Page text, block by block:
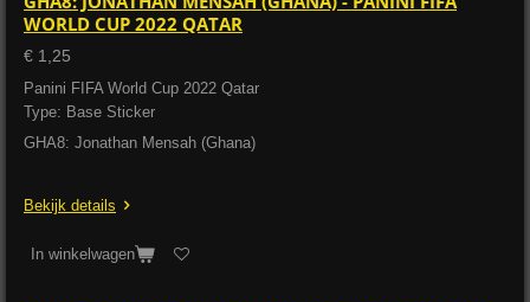
WORLD CUP 2022 QATAR
€ 1,25
Panini FIFA World Cup 2022 Qatar
Type: Base Sticker
GHA8: Jonathan Mensah (Ghana)
Bekijk details
In winkelwagen